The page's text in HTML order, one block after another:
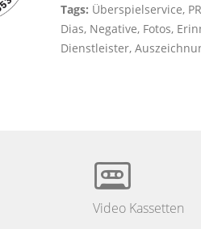
Tags: Überspielservice,
Dias, Negative, Fotos,
Dienstleister,
Video Kassetten